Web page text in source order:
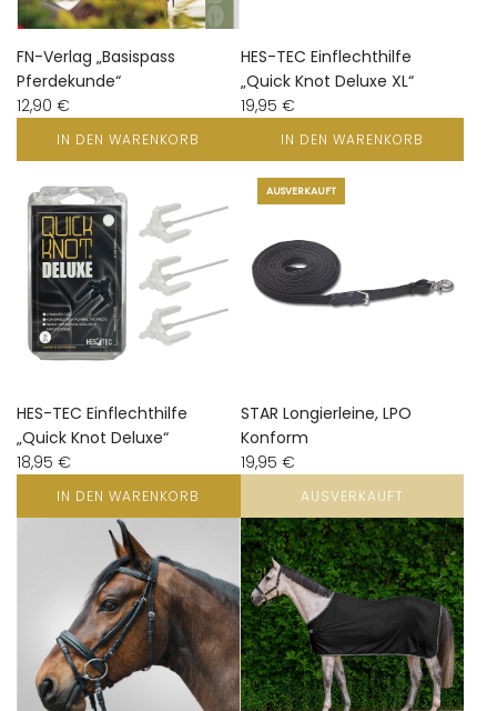
FN-Verlag „Basispass
Pferdekunde“
12,90 €
IN DEN WARENKORB
HES-TEC Einflechthilfe
„Quick Knot Deluxe XL“
19,95 €
IN DEN WARENKORB
HES-TEC Einflechthilfe
„Quick Knot Deluxe“
18,95 €
IN DEN WARENKORB
AUSVERKAUFT
STAR Longierleine, LPO
Konform
19,95 €
AUSVERKAUFT